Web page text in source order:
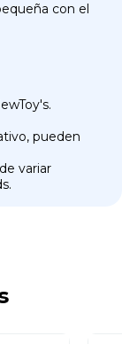
con el
pueden
variar